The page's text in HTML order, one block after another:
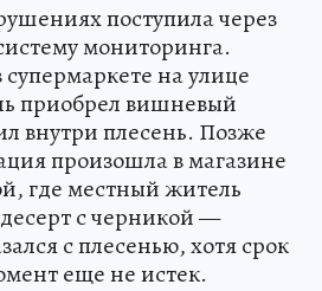
поступила через
мониторинга.
на улице
приобрел вишневый
внутри плесень. Позже
произошла в магазине
где местный житель
с черникой —
с плесенью, хотя срок
еще не истек.